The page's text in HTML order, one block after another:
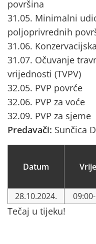
površina
31.05. Minimalni
poljoprivrednih
31.06.
31.07. Očuvanje
vrijednosti (TVPV)
32.05. PVP povrće
32.06. PVP za voće
32.09. PVP za sjeme
Predavači: Sunčica
Datum
28.10.2024.
Tečaj u tijeku!